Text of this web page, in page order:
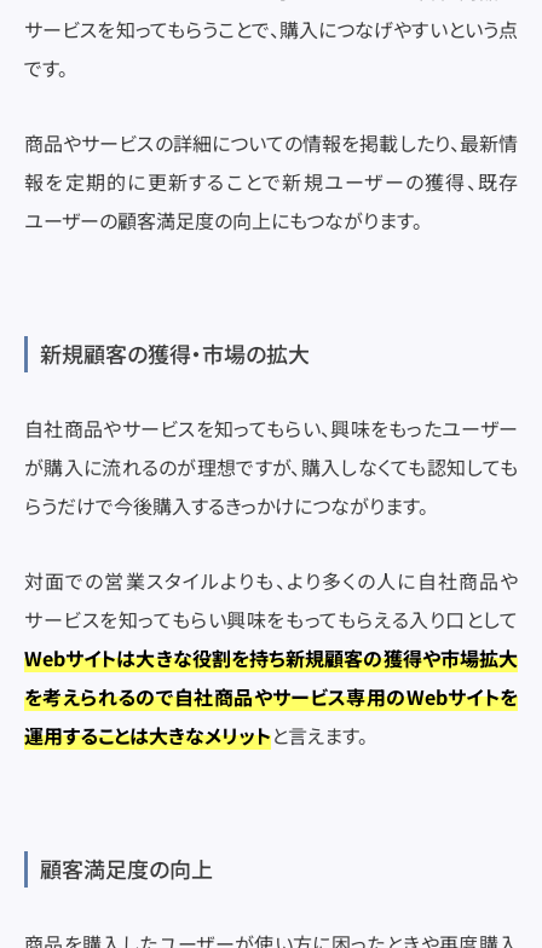
サービスを知ってもらうことで、購入につなげやすいという点
です。
商品やサービスの詳細についての情報を掲載したり、最新情
報を定期的に更新することで新規ユーザーの獲得、既存
ユーザーの顧客満足度の向上にもつながります。
新規顧客の獲得・市場の拡大
自社商品やサービスを知ってもらい、興味をもったユーザー
が購入に流れるのが理想ですが、購入しなくても認知しても
らうだけで今後購入するきっかけにつながります。
対面での営業スタイルよりも、より多くの人に自社商品や
サービスを知ってもらい興味をもってもらえる入り口として
Webサイトは大きな役割を持ち新規顧客の獲得や市場拡大
を考えられるので自社商品やサービス専用のWebサイトを
運用することは大きなメリットと言えます。
顧客満足度の向上